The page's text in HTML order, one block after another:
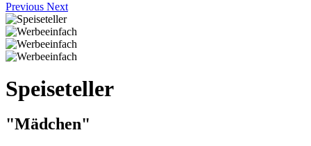
Previous Next
Speiseteller
"Mädchen"